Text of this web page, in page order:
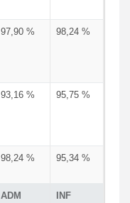
ADM INF
97,90 % 98,24 %
93,16 % 95,75 %
98,24 % 95,34 %